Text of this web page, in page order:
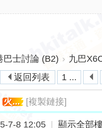
巴士討論 (B2) › 九巴
1 ...
返回列表
火... [複製鏈接]
7-8 12:05 顯示全部